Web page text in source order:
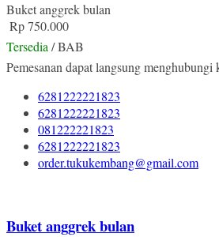
Buket anggrek bulan
Rp 750.000
Tersedia/ BAB
Pemesanan dapat langsung
6281222221823
6281222221823
081222221823
6281222221823
order.tukukembang@gmail.com
Buket anggrek bulan